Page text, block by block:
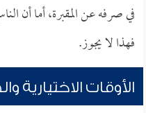
في صرفه عن المقبرة، أما أن
فهذا لا يجوز.
الأوقات الاختيارية